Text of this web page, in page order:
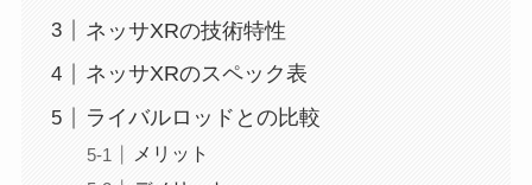
ネッサXRの技術特性
ネッサXRのスペック表
ライバルロッドとの比較
メリット